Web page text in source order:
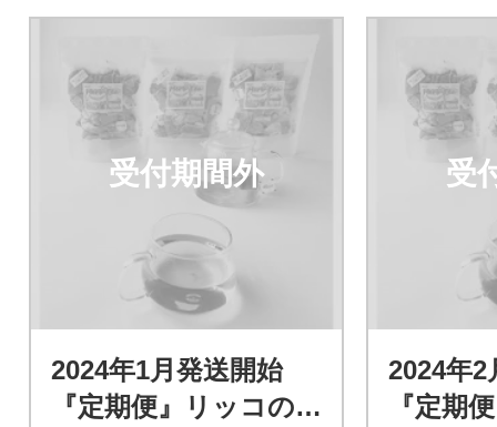
受付期間外
2024年1月発送開始
『定期便』リッコの
受
2024年2
『定期